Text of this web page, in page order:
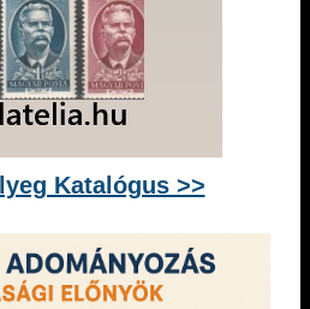
Katalógus >>